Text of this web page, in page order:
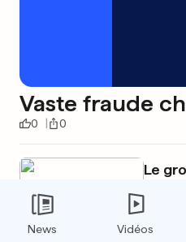
Vaste fraude
0 0
Le
News
Vidéos